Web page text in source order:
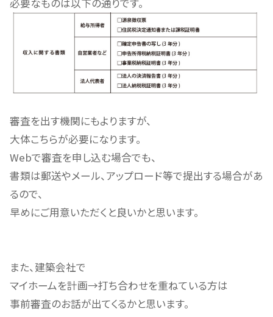
必要なものは以下の通りです。
審査を出す機関にもよりますが、
大体こちらが必要になります。
Webで審査を申し込む場合でも、
書類は郵送やメール、アップロード等で提出する場合があ
るので、
早めにご用意いただくと良いかと思います。
また、建築会社で
マイホームを計画→打ち合わせを重ねている方は
事前審査のお話が出てくるかと思います。